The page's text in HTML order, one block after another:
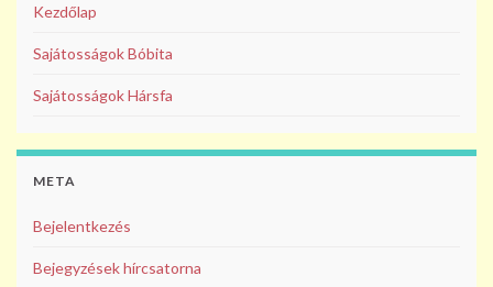
Kezdőlap
Sajátosságok Bóbita
Sajátosságok Hársfa
META
Bejelentkezés
Bejegyzések hírcsatorna